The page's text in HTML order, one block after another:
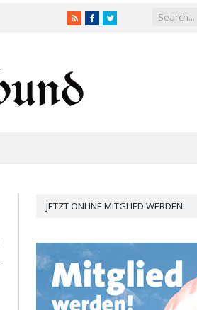
RSSFacebookTwitter
JETZT ONLINE MITGLIED WERDEN!